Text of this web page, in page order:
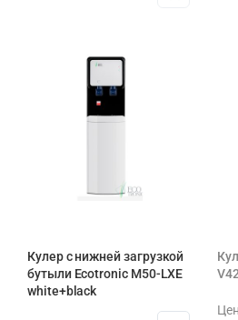
Кулер с нижней загрузкой
бутыли Ecotronic M50-LXE
white+black